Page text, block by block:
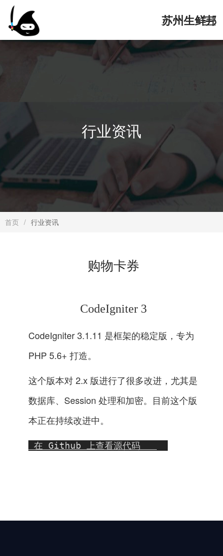
苏州生鲜邦
核心服务
解决方案
软件演示
关于我们
行业资讯
首页 / 行业资讯
购物卡券
CodeIgniter 3
CodeIgniter 3.1.11 是框架的稳定版，专为
PHP 5.6+ 打造。
这个版本对 2.x 版进行了很多改进，尤其是
数据库、Session 处理和加密。目前这个版
本正在持续改进中。
在 Github 上查看源代码